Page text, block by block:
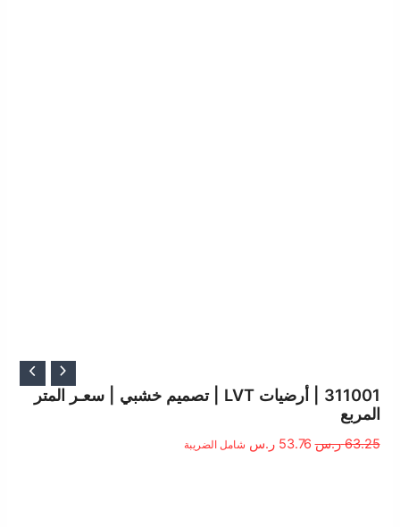
311001 | أرضيات LVT | تصميم خشبي | سعـر المتر
المربع
63.25 ر.س
الأصلي
63.25 ر.س.
53.76 ر.س
الحالي
شامل الضريبة